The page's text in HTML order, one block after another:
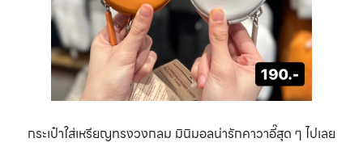
กระเป๋าใส่เหรียญทรงวงกลม มินิมอลน่ารักคาวาอี๊สุด ๆ ไปเลย